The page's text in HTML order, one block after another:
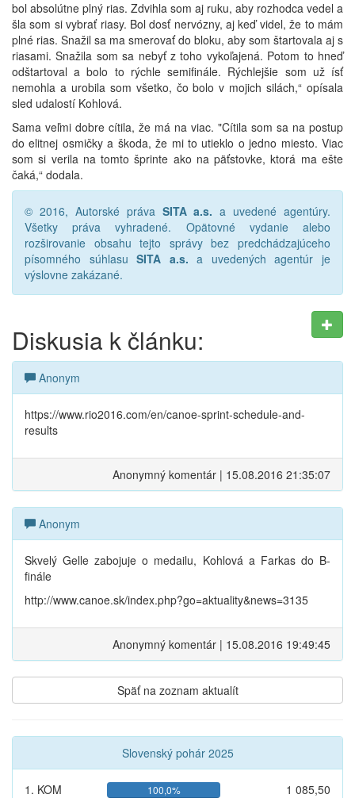
bol absolútne plný rias. Zdvihla som aj ruku, aby rozhodca vedel a
šla som si vybrať riasy. Bol dosť nervózny, aj keď videl, že to mám
plné rias. Snažil sa ma smerovať do bloku, aby som štartovala aj s
riasami. Snažila som sa nebyť z toho vykoľajená. Potom to hneď
odštartoval a bolo to rýchle semifinále. Rýchlejšie som už ísť
nemohla a urobila som všetko, čo bolo v mojich silách,“ opísala
sled udalostí Kohlová.
Sama veľmi dobre cítila, že má na viac. "Cítila som sa na postup
do elitnej osmičky a škoda, že mi to utieklo o jedno miesto. Viac
som si verila na tomto šprinte ako na päťstovke, ktorá ma ešte
čaká,“ dodala.
© 2016, Autorské práva SITA a.s. a uvedené agentúry.
Všetky práva vyhradené. Opätovné vydanie alebo
rozširovanie obsahu tejto správy bez predchádzajúceho
písomného súhlasuSITA a.s. a uvedených agentúr je
výslovne zakázané.
Diskusia k článku:
Anonym
https://www.rio2016.com/en/canoe-sprint-schedule-and-
results
Anonymný komentár | 15.08.2016 21:35:07
Anonym
Skvelý Gelle zabojuje o medailu, Kohlová a Farkas do B-
finále
http://www.canoe.sk/index.php?go=aktuality&news=3135
Anonymný komentár | 15.08.2016 19:49:45
Späť na zoznam aktualít
Slovenský pohár 2025
1. KOM 100,0%
1 085,50